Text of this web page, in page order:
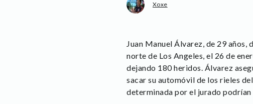
Xoxe
Juan Manuel Álvarez, de 29
norte de Los Angeles, el 26 de
dejando 180 heridos. Álvarez
sacar su automóvil de los rieles
determinada por el jurado podrían